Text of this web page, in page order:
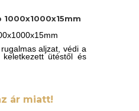
aljzat, védi a
ütéstől és
ár miatt!